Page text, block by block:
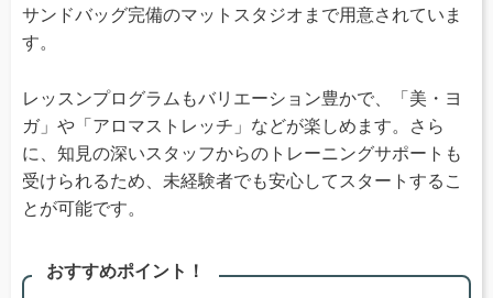
サンドバッグ完備のマットスタジオまで用意されていま
す。
レッスンプログラムもバリエーション豊かで、「美・ヨ
ガ」や「アロマストレッチ」などが楽しめます。さら
に、知見の深いスタッフからのトレーニングサポートも
受けられるため、未経験者でも安心してスタートするこ
とが可能です。
おすすめポイント！